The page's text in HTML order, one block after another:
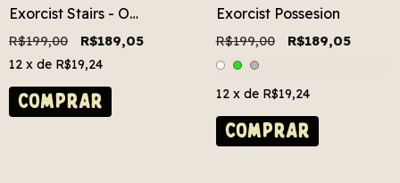
Exorcist Stairs - O
Exorcista Escada
R$199,00 R$189,05
12 x de R$19,24
COMPRAR
Exorcist Possesion
R$199,00 R$189,05
12 x de R$19,24
COMPRAR